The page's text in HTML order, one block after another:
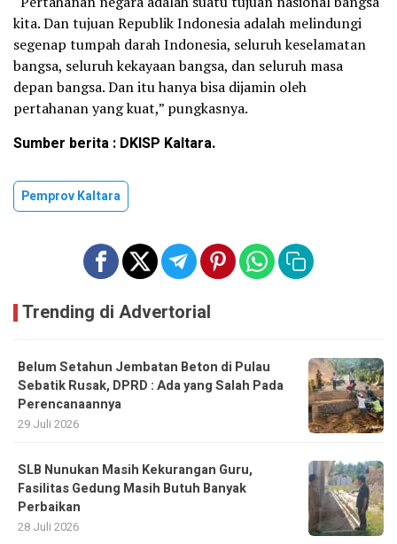
kita. Dan tujuan Republik Indonesia adalah melindungi
segenap tumpah darah Indonesia, seluruh keselamatan
bangsa, seluruh kekayaan bangsa, dan seluruh masa
depan bangsa. Dan itu hanya bisa dijamin oleh
pertahanan yang kuat,” pungkasnya.
Sumber berita : DKISP Kaltara.
Pemprov Kaltara
Trending di Advertorial
Belum Setahun Jembatan Beton di Pulau
Sebatik Rusak, DPRD : Ada yang Salah Pada
Perencanaannya
29 Juli 2026
SLB Nunukan Masih Kekurangan Guru,
Fasilitas Gedung Masih Butuh Banyak
Perbaikan
28 Juli 2026